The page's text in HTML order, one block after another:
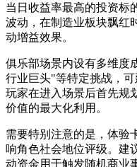
当日收益率最高的投资标
波动，在制造业板块飘红
动增益效果。
俱乐部场景内设有多维度
行业巨头"等特定挑战，
玩家在进入场景后首先规
价值的最大化利用。
需要特别注意的是，体验
响角色社会地位评级。建
动资金用于触发随机商业